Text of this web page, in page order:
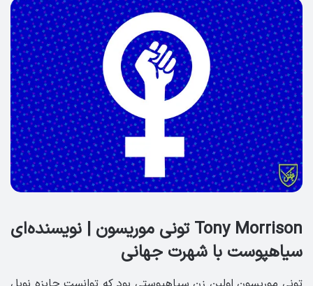
Tony Morrison تونی موریسون | نویسنده‌ای
سیاهپوست با شهرت جهانی